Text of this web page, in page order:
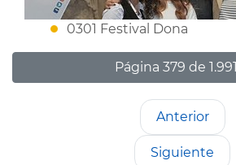
0301 Festival Dona
Página 379 de 1.991
Anterior
Siguiente